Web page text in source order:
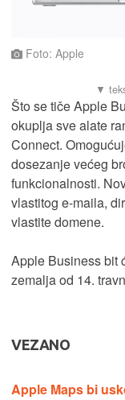
Foto: Apple
Što se tiče Apple
okuplja sve alate
Connect.
dosezanje većeg
funkcionalnosti.
vlastitog e-maila,
vlastite domene.
Apple Business bit
zemalja od 14.
VEZANO
Apple Maps bi